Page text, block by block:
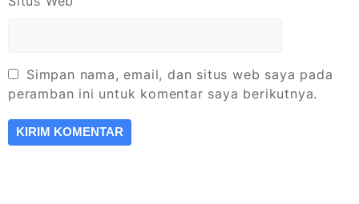
Simpan nama, email, dan situs web saya pada
peramban ini untuk komentar saya berikutnya.